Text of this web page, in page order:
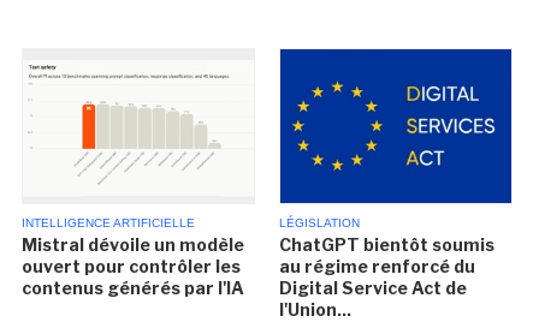
INTELLIGENCE ARTIFICIELLE
Mistral dévoile un modèle
ouvert pour contrôler les
contenus générés par l'IA
LÉGISLATION
ChatGPT bientôt soumis
au régime renforcé du
Digital Service Act de
l'Union...